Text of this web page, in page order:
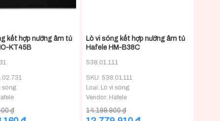
kết hợp nướng âm tủ
KT45B
sóng
₫
Giá
Lò vi sóng kết hợp nướng âm tủ
Hafele HM-B38C
538.01.111
SKU: 538.01.111
Loại: Lò vi sóng
Vendor: Hafele
14.199.900₫
Giá
Giá